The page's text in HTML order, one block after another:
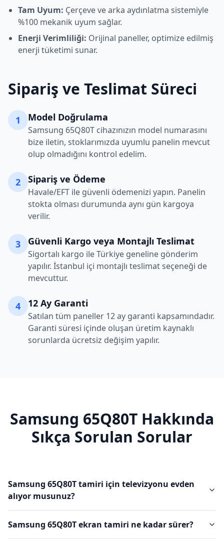
Tam Uyum: Çerçeve ve arka aydınlatma sistemiyle
%100 mekanik uyum sağlar.
Enerji Verimliliği: Orijinal paneller, optimize edilmiş
enerji tüketimi sunar.
Sipariş ve Teslimat Süreci
1 Model Doğrulama
Samsung 65Q80T cihazınızın model numarasını
bize iletin, stoklarımızda uyumlu panelin mevcut
olup olmadığını kontrol edelim.
2 Sipariş ve Ödeme
Havale/EFT ile güvenli ödemenizi yapın. Panelin
stokta olması durumunda aynı gün kargoya
verilir.
3 Güvenli Kargo veya Montajlı Teslimat
Sigortalı kargo ile Türkiye geneline gönderim
yapılır. İstanbul içi montajlı teslimat seçeneği de
mevcuttur.
4 12 Ay Garanti
Satılan tüm paneller 12 ay garanti kapsamındadır.
Garanti süresi içinde oluşan üretim kaynaklı
sorunlarda ücretsiz değişim yapılır.
Samsung 65Q80T Hakkında
Sıkça Sorulan Sorular
Samsung 65Q80T tamiri için televizyonu evden
alıyor musunuz?
Samsung 65Q80T ekran tamiri ne kadar sürer?